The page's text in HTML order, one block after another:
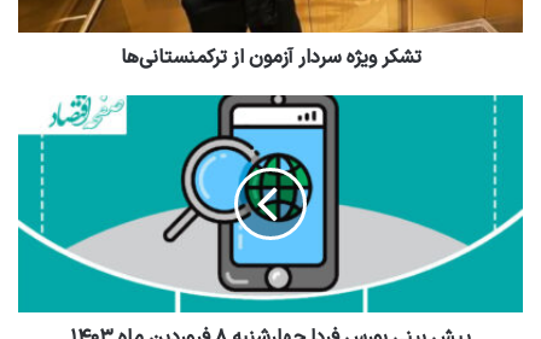
تشکر ویژه سردار آزمون از ترکمنستانی‌ها